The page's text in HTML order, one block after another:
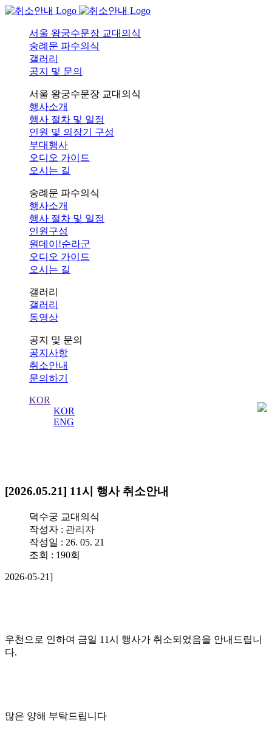
서울 왕궁수문장 교대의식
숭례문 파수의식
갤러리
공지 및 문의
서울 왕궁수문장 교대의식
행사소개
행사 절차 및 일정
인원 및 의장기 구성
부대행사
오디오 가이드
오시는 길
숭례문 파수의식
행사소개
행사 절차 및 일정
인원구성
원데이!순라군
오디오 가이드
오시는 길
갤러리
갤러리
동영상
공지 및 문의
공지사항
취소안내
문의하기
KOR
KOR
ENG
[2026.05.21] 11시 행사 취소안내
덕수궁 교대의식
작성자 : 관리자
작성일 : 26. 05. 21
조회 : 190회
2026-05-21]
우천으로 인하여 금일 11시 행사가 취소되었음을 안내드립니
다.
많은 양해 부탁드립니다